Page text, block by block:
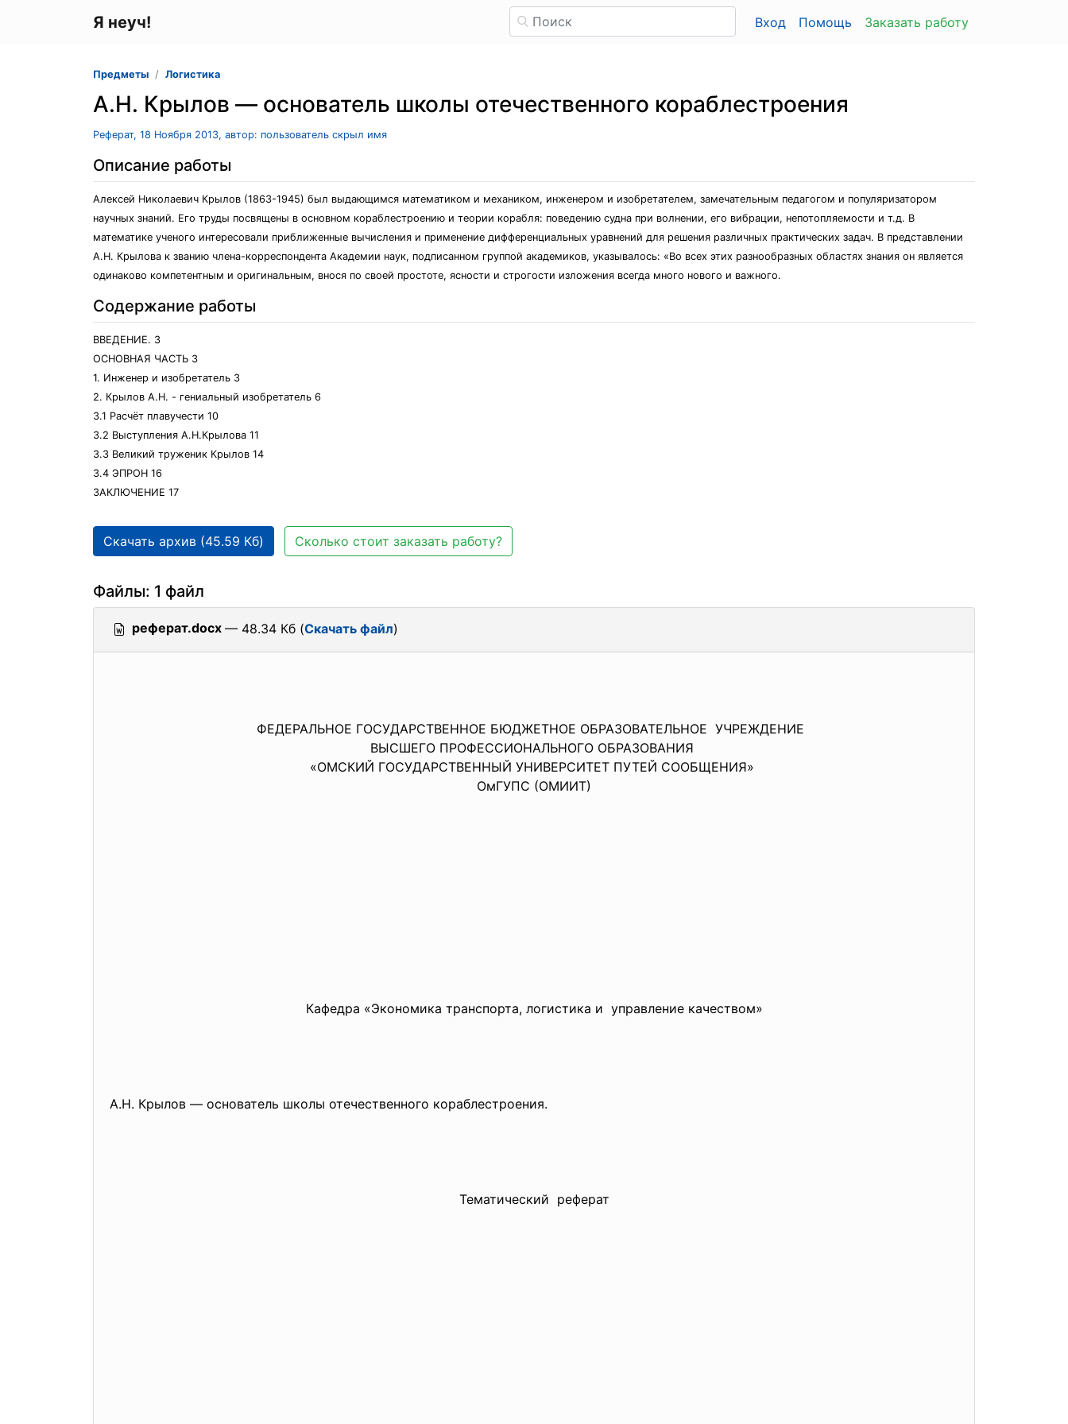
Я неуч! Вход Помощь Заказать работу
Предметы Логистика
А.Н. Крылов — основатель школы отечественного кораблестроения
Реферат, 18 Ноября 2013, автор: пользователь скрыл имя
Описание работы
Алексей Николаевич Крылов (1863-1945) был выдающимся математиком и механиком, инженером и изобретателем, замечательным педагогом и популяризатором
научных знаний. Его труды посвящены в основном кораблестроению и теории корабля: поведению судна при волнении, его вибрации, непотопляемости и т.д. В
математике ученого интересовали приближенные вычисления и применение дифференциальных уравнений для решения различных практических задач. В представлении
А.Н. Крылова к званию члена-корреспондента Академии наук, подписанном группой академиков, указывалось: «Во всех этих разнообразных областях знания он является
одинаково компетентным и оригинальным, внося по своей простоте, ясности и строгости изложения всегда много нового и важного.
Содержание работы
ВВЕДЕНИЕ. 3
ОСНОВНАЯ ЧАСТЬ 3
1. Инженер и изобретатель 3
2. Крылов А.Н. - гениальный изобретатель 6
3.1 Расчёт плавучести 10
3.2 Выступления А.Н.Крылова 11
3.3 Великий труженик Крылов 14
3.4 ЭПРОН 16
ЗАКЛЮЧЕНИЕ 17
Скачать архив (45.59 Кб) Сколько стоит заказать работу?
Файлы: 1 файл
реферат.docx — 48.34 Кб (Скачать файл)
ФЕДЕРАЛЬНОЕ ГОСУДАРСТВЕННОЕ БЮДЖЕТНОЕ ОБРАЗОВАТЕЛЬНОЕ УЧРЕЖДЕНИЕ
ВЫСШЕГО ПРОФЕССИОНАЛЬНОГО ОБРАЗОВАНИЯ
«ОМСКИЙ ГОСУДАРСТВЕННЫЙ УНИВЕРСИТЕТ ПУТЕЙ СООБЩЕНИЯ»
ОмГУПС (ОМИИТ)
Кафедра «Экономика транспорта, логистика и управление качеством»
А.Н. Крылов — основатель школы отечественного кораблестроения.
Тематический реферат